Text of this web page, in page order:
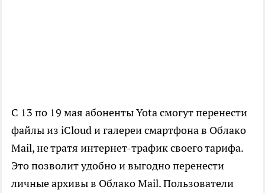
С 13 по 19 мая абоненты Yota смогут перенести
файлы из iCloud и галереи смартфона в Облако
Mail, не тратя интернет-трафик своего тарифа.
Это позволит удобно и выгодно перенести
личные архивы в Облако Mail. Пользователи